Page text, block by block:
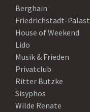
Berghain
Friedrichstadt-Palast
House of Weekend
Lido
Musik & Frieden
Privatclub
Ritter Butzke
Sisyphos
Wilde Renate